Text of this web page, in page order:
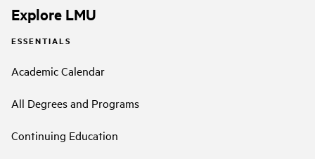
Explore LMU
ESSENTIALS
Academic Calendar
All Degrees and Programs
Continuing Education